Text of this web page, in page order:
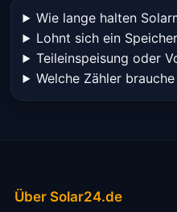
Wie lange halten
Lohnt sich ein Speicher
Teileinspeisung oder
Welche Zähler
Über Solar24.de